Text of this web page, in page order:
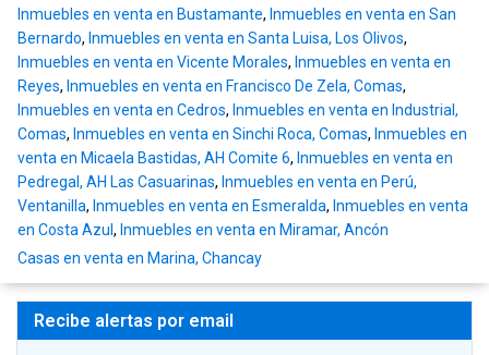
Inmuebles en venta en Bustamante, Inmuebles en venta en San
Bernardo, Inmuebles en venta en Santa Luisa, Los Olivos,
Inmuebles en venta en Vicente Morales, Inmuebles en venta en
Reyes, Inmuebles en venta en Francisco De Zela, Comas,
Inmuebles en venta en Cedros, Inmuebles en venta en Industrial,
Comas, Inmuebles en venta en Sinchi Roca, Comas, Inmuebles en
venta en Micaela Bastidas, AH Comite 6, Inmuebles en venta en
Pedregal, AH Las Casuarinas, Inmuebles en venta en Perú,
Ventanilla, Inmuebles en venta en Esmeralda, Inmuebles en venta
en Costa Azul , Inmuebles en venta en Miramar, Ancón
Casas en venta en Marina, Chancay
Recibe alertas por email